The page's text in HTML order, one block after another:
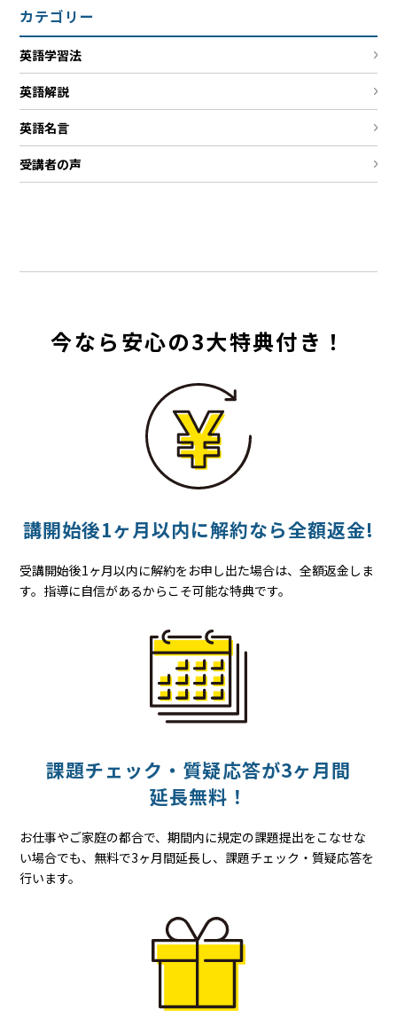
カテゴリー
英語学習法
英語解説
英語名言
受講者の声
今なら安心の3大特典付き！
講開始後1ヶ月以内に解約なら全額返金!
受講開始後1ヶ月以内に解約をお申し出た場合は、全額返金しま
す。指導に自信があるからこそ可能な特典です。
課題チェック・質疑応答が3ヶ月間
延長無料！
お仕事やご家庭の都合で、期間内に規定の課題提出をこなせな
い場合でも、無料で3ヶ月間延長し、課題チェック・質疑応答を
行います。